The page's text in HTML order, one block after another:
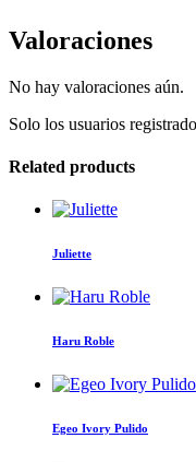
Valoraciones
No hay valoraciones aún.
Solo los usuarios
Related products
Juliette
Haru Roble
Egeo Ivory Pulido